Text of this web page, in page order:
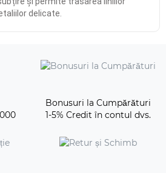
delicate.
Bonusuri la Cumpărături
1-5% Credit în contul dvs.